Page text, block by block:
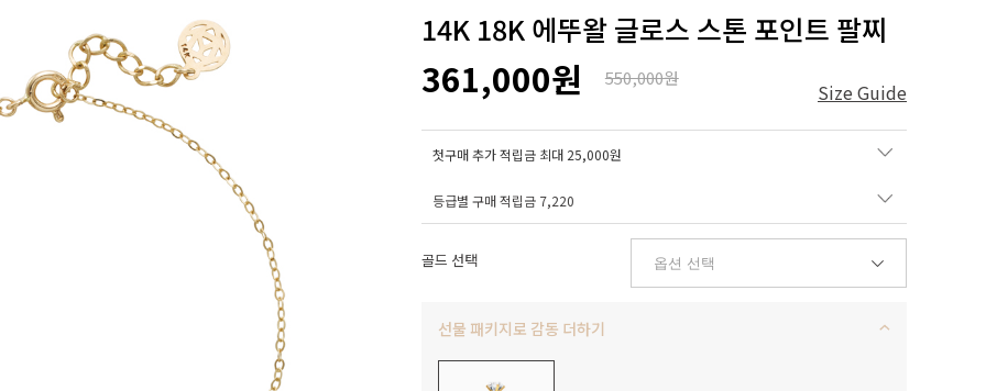
14K 18K 에뚜왈 글로스 스톤 포인트 팔찌
361,000원 550,000원
Size Guide
첫구매 추가 적립금 최대 25,000원
등급별 구매 적립금 7,220
골드 선택
선물 패키지로 감동 더하기